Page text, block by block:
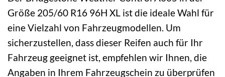
Größe 205/60 R16 96H XL ist die ideale Wahl für
eine Vielzahl von Fahrzeugmodellen. Um
sicherzustellen, dass dieser Reifen auch für Ihr
Fahrzeug geeignet ist, empfehlen wir Ihnen, die
Angaben in Ihrem Fahrzeugschein zu überprüfen